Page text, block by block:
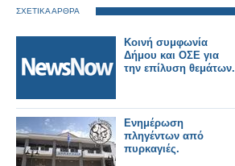
ΣΧΕΤΙΚΑ ΑΡΘΡΑ
Κοινή συμφωνία
Δήμου και ΟΣΕ για
την επίλυση θεμάτων.
Ενημέρωση
πληγέντων από
πυρκαγιές.